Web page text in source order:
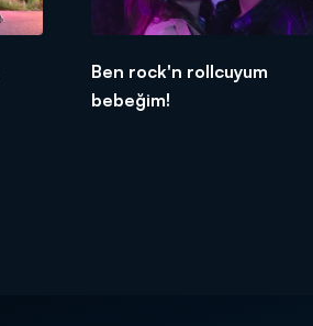
Ben rock'n rollcuyum
bebeğim!